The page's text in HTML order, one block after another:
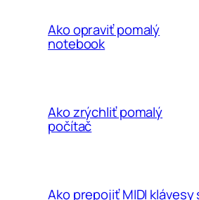
Ako opraviť pomalý
notebook
Ako zrýchliť pomalý
počítač
Ako prepojiť MIDI klávesy